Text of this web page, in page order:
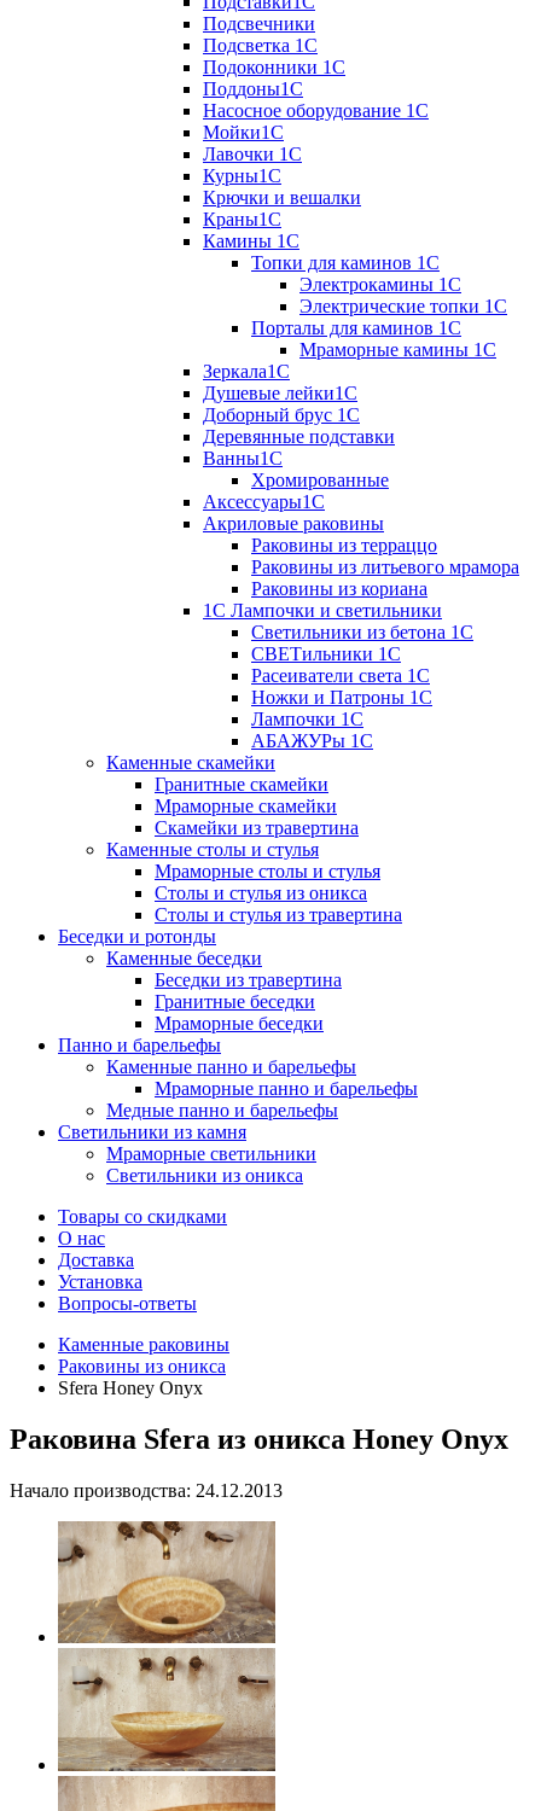
Подсвечники
Подсветка 1С
Подоконники 1С
Поддоны1С
Насосное оборудование 1С
Мойки1С
Лавочки 1С
Курны1С
Крючки и вешалки
Краны1С
Камины 1C
Топки для каминов 1C
Электрокамины 1С
Электрические топки 1C
Порталы для каминов 1С
Мраморные камины 1C
Зеркала1С
Душевые лейки1С
Доборный брус 1С
Деревянные подставки
Ванны1С
Хромированные
Аксессуары1С
Акриловые раковины
Раковины из терраццо
Раковины из литьевого мрамора
Раковины из кориана
1С Лампочки и светильники
Светильники из бетона 1С
СВЕТильники 1С
Расеиватели света 1С
Ножки и Патроны 1С
Лампочки 1С
АБАЖУРы 1С
Каменные скамейки
Гранитные скамейки
Мраморные скамейки
Скамейки из травертина
Каменные столы и стулья
Мраморные столы и стулья
Столы и стулья из оникса
Столы и стулья из травертина
Беседки и ротонды
Каменные беседки
Беседки из травертина
Гранитные беседки
Мраморные беседки
Панно и барельефы
Каменные панно и барельефы
Мраморные панно и барельефы
Медные панно и барельефы
Светильники из камня
Мраморные светильники
Светильники из оникса
Товары со скидками
О нас
Доставка
Установка
Вопросы-ответы
Каменные раковины
Раковины из оникса
Sfera Honey Onyx
Раковина Sfera из оникса Honey Onyx
Начало производства: 24.12.2013